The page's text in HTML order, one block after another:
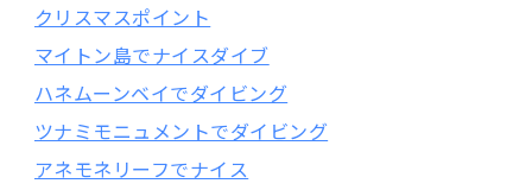
クリスマスポイント
マイトン島でナイスダイブ
ハネムーンベイでダイビング
ツナミモニュメントでダイビング
アネモネリーフでナイス